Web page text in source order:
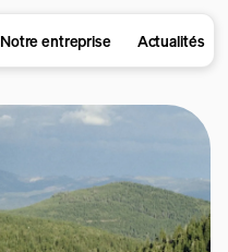
Notre entreprise Actualités